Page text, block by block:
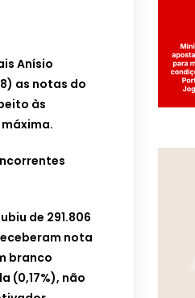
Anísio
as notas do
às
de 291.806
nota
branco
(0,17%), não